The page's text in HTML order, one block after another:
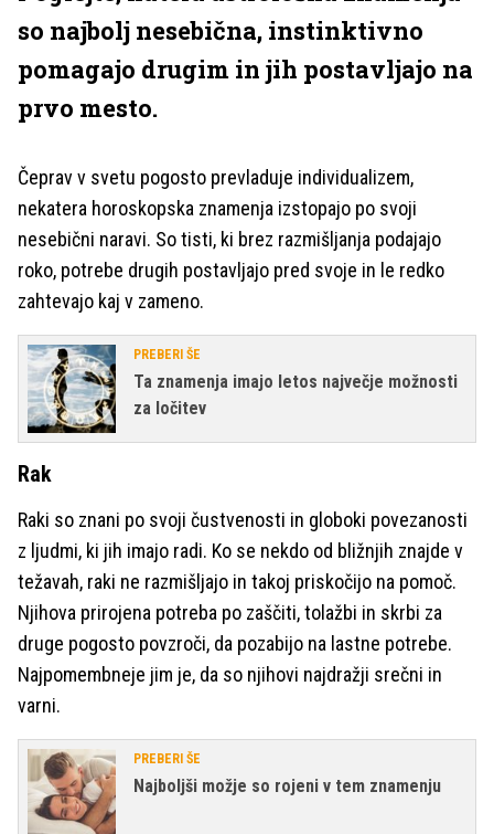
so najbolj nesebična, instinktivno
pomagajo drugim in jih postavljajo na
prvo mesto.
Čeprav v svetu pogosto prevladuje individualizem,
nekatera horoskopska znamenja izstopajo po svoji
nesebični naravi. So tisti, ki brez razmišljanja podajajo
roko, potrebe drugih postavljajo pred svoje in le redko
zahtevajo kaj v zameno.
PREBERI ŠE
Ta znamenja imajo letos največje možnosti
za ločitev
Rak
Raki so znani po svoji čustvenosti in globoki povezanosti
z ljudmi, ki jih imajo radi. Ko se nekdo od bližnjih znajde v
težavah, raki ne razmišljajo in takoj priskočijo na pomoč.
Njihova prirojena potreba po zaščiti, tolažbi in skrbi za
druge pogosto povzroči, da pozabijo na lastne potrebe.
Najpomembneje jim je, da so njihovi najdražji srečni in
varni.
PREBERI ŠE
Najboljši možje so rojeni v tem znamenju